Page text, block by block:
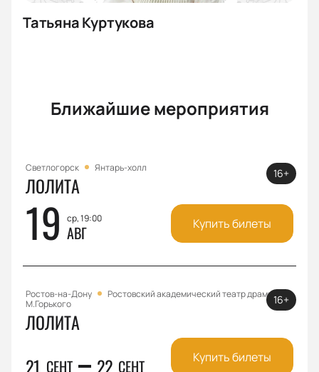
Татьяна Куртукова
Ближайшие мероприятия
Светлогорск Янтарь-холл
ЛОЛИТА
19 ср, 19:00
АВГ
16+
Купить билеты
Ростов-на-Дону
Ростовский академический театр драмы им.
М.Горького
ЛОЛИТА
21 СЕНТ 22 СЕНТ
16+
Купить билеты